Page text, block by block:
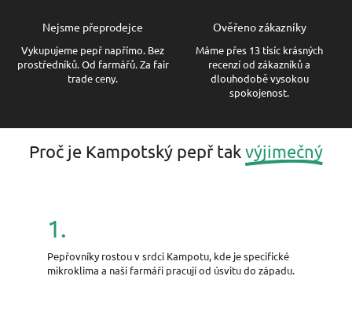
Nejsme přeprodejce
Vykupujeme pepř napřímo. Bez
prostředníků. Od farmářů. Za fair
trade ceny.
Ověřeno zákazníky
Máme přes 13 tisíc krásných
recenzí od zákazníků a
dlouhodobě vysokou
spokojenost.
Proč je Kampotský pepř takvýjimečný
1.
Pepřovníky rostou v srdci Kampotu, kde je specifické
mikroklima a naši farmáři pracují od úsvitu do západu.